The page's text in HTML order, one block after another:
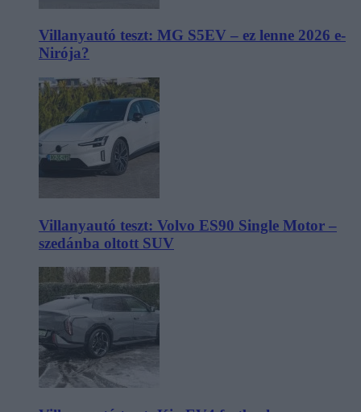
Villanyautó teszt: MG S5EV – ez lenne 2026 e-
Nirója?
Villanyautó teszt: Volvo ES90 Single Motor –
szedánba oltott SUV